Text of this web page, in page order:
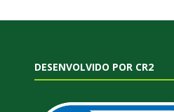
DESENVOLVIDO POR CR2